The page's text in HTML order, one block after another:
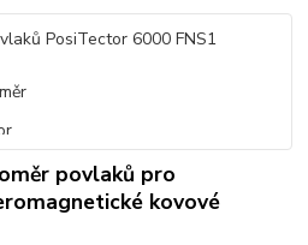
povlaků pro
kovové